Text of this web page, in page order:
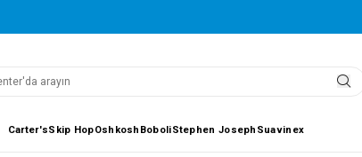
Carter'sSkip HopOshkosh BoboliStephen Joseph Suavinex